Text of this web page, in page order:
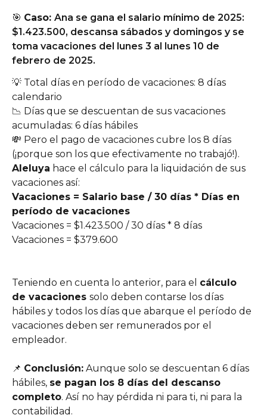
🎯 Caso: Ana se gana el salario mínimo de 2025:
$1.423.500, descansa sábados y domingos y se
toma vacaciones del lunes 3 al lunes 10 de
febrero de 2025.
💡 Total días en período de vacaciones: 8 días
calendario
📉 Días que se descuentan de sus vacaciones
acumuladas: 6 días hábiles
💸 Pero el pago de vacaciones cubre los 8 días
(¡porque son los que efectivamente no trabajó!).
Aleluya hace el cálculo para la liquidación de sus
vacaciones así:
Vacaciones = Salario base / 30 días * Días en
período de vacaciones
Vacaciones = $1.423.500 / 30 días * 8 días
Vacaciones = $379.600
Teniendo en cuenta lo anterior, para el cálculo
de vacaciones solo deben contarse los días
hábiles y todos los días que abarque el período de
vacaciones deben ser remunerados por el
empleador.
📌 Conclusión: Aunque solo se descuentan 6 días
hábiles, se pagan los 8 días del descanso
completo. Así no hay pérdida ni para ti, ni para la
contabilidad.